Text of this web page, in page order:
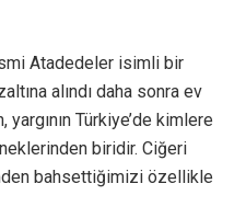
Atadedeler isimli bir
alındı daha sonra ev
Türkiye’de kimlere
biridir. Ciğeri
bahsettiğimizi özellikle